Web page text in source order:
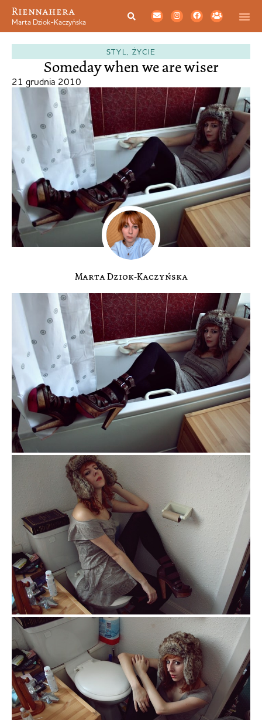
Riennahera
Marta Dziok-Kaczyńska
STYL ŻYCIE
Someday when we are wiser
21 grudnia 2010
Marta Dziok-Kaczyńska